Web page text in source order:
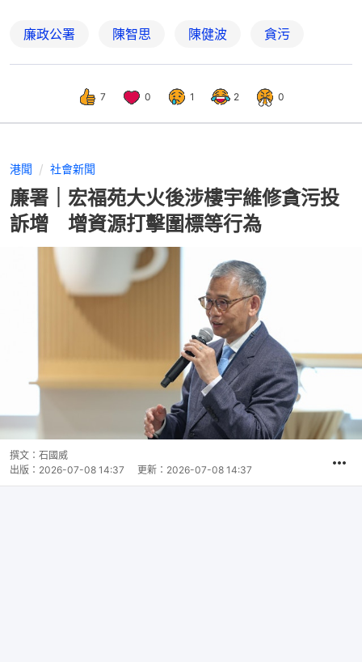
廉政公署 陳智思 陳健波 貪污
7 0 1 2 0
港聞 社會新聞
廉署｜宏福苑大火後涉樓宇維修貪污投
訴增 增資源打擊圍標等行為
撰文： 石國威
出版： 2026-07-08 14:37 更新： 2026-07-08 14:37